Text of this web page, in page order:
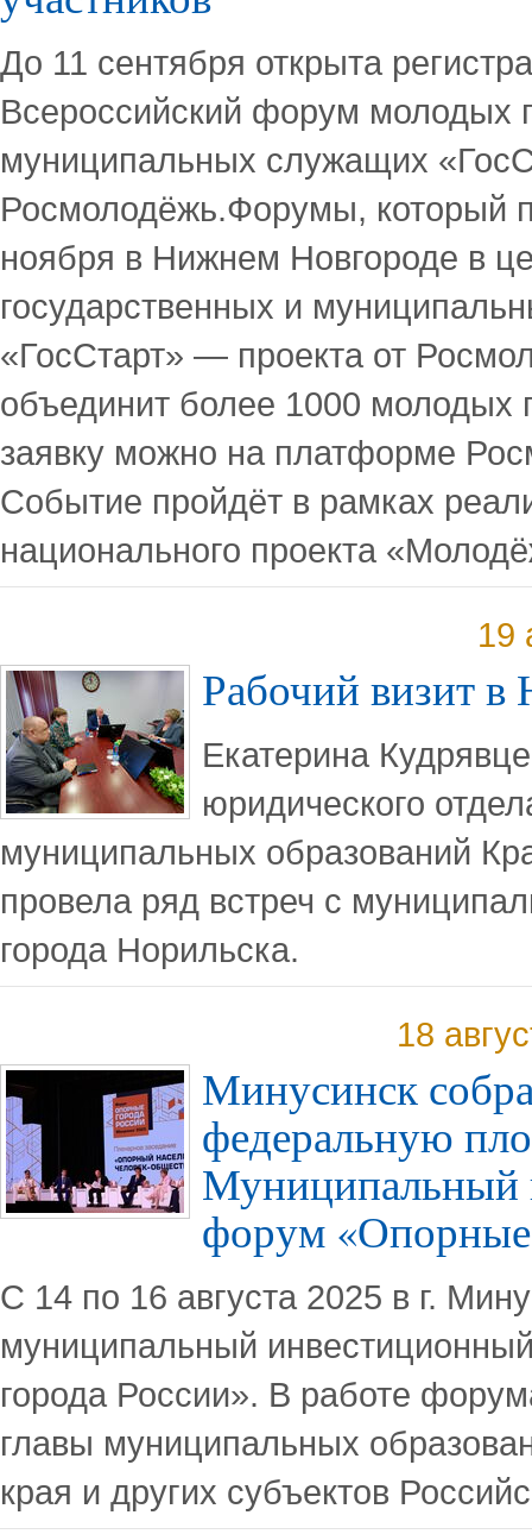
До 11 сентября открыта
Всероссийский форум молодых
муниципальных служащих
Росмолодёжь.Форумы, который
ноября в Нижнем Новгороде в
государственных и
«ГосСтарт» — проекта от
объединит более 1000 молодых
заявку можно на платформе
Событие пройдёт в рамках
национального проекта
19
Рабочий визит в
Екатерина
юридического
муниципальных образований
провела ряд встреч с
города Норильска.
18
Минусинск
федеральную
Муниципальный
форум «Опорные
С 14 по 16 августа 2025 в г.
муниципальный
города России». В работе
главы муниципальных
края и других субъектов